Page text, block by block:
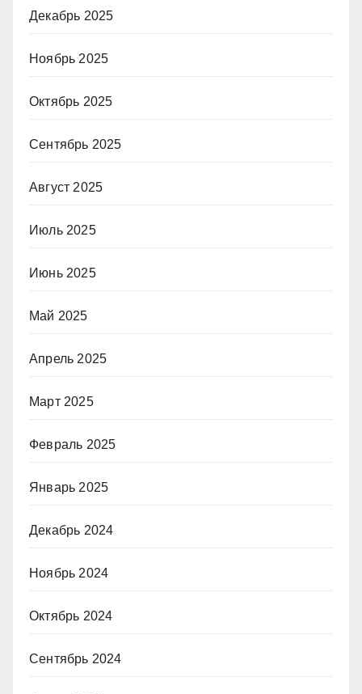
Декабрь 2025
Ноябрь 2025
Октябрь 2025
Сентябрь 2025
Август 2025
Июль 2025
Июнь 2025
Май 2025
Апрель 2025
Март 2025
Февраль 2025
Январь 2025
Декабрь 2024
Ноябрь 2024
Октябрь 2024
Сентябрь 2024